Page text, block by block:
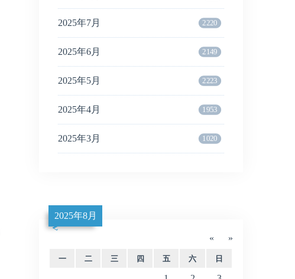
2025年7月 2220
2025年6月 2149
2025年5月 2223
2025年4月 1953
2025年3月 1020
«
2025年8月
»
一 二 三 四 五 六 日